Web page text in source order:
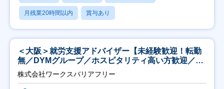
月残業20時間以内 賞与あり
＜大阪＞就労支援アドバイザー【未経験歓迎！転勤
無／DYMグループ／ホスピタリティ高い方歓迎／土
日祝】
株式会社ワークスバリアフリー